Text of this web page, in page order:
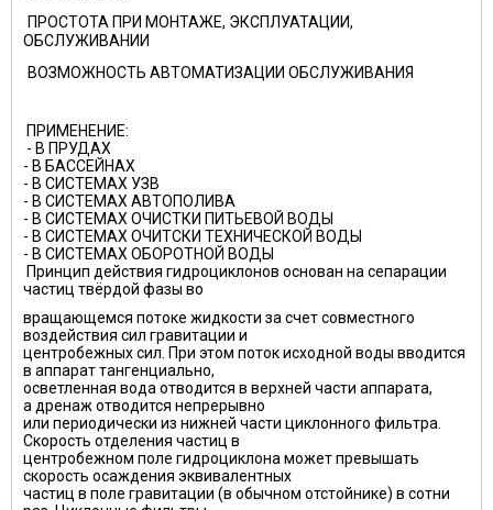
ПРОСТОТА ПРИ МОНТАЖЕ, ЭКСПЛУАТАЦИИ,
ОБСЛУЖИВАНИИ
ВОЗМОЖНОСТЬ АВТОМАТИЗАЦИИ ОБСЛУЖИВАНИЯ
ПРИМЕНЕНИЕ:
- В ПРУДАХ
- В БАССЕЙНАХ
- В СИСТЕМАХ УЗВ
- В СИСТЕМАХ АВТОПОЛИВА
- В СИСТЕМАХ ОЧИСТКИ ПИТЬЕВОЙ ВОДЫ
- В СИСТЕМАХ ОЧИТСКИ ТЕХНИЧЕСКОЙ ВОДЫ
- В СИСТЕМАХ ОБОРОТНОЙ ВОДЫ
Принцип действия гидроциклонов основан на сепарации
частиц твёрдой фазы во
вращающемся потоке жидкости за счет совместного
воздействия сил гравитации и
центробежных сил. При этом поток исходной воды вводится
в аппарат тангенциально,
осветленная вода отводится в верхней части аппарата,
а дренаж отводится непрерывно
или периодически из нижней части циклонного фильтра.
Скорость отделения частиц в
центробежном поле гидроциклона может превышать
скорость осаждения эквивалентных
частиц в поле гравитации (в обычном отстойнике) в сотни